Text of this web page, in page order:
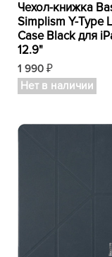
Чехол-книжка
Simplism Y-Type
Case Black для
12.9"
1 990 ₽
Нет в наличии